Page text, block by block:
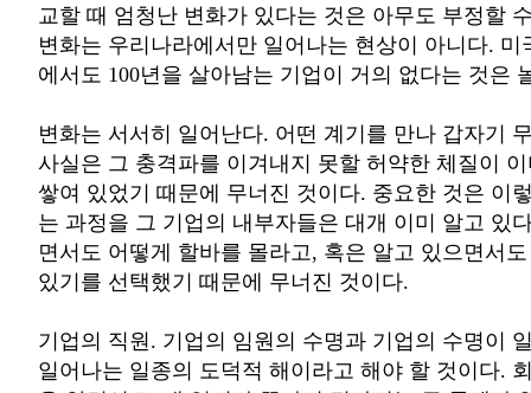
교할 때 엄청난 변화가 있다는 것은 아무도 부정할
변화는 우리나라에서만 일어나는 현상이 아니다.
에서도 100년을 살아남는 기업이 거의 없다는 것은
변화는 서서히 일어난다. 어떤 계기를 만나 갑자기
사실은 그 충격파를 이겨내지 못할 허약한 체질이
쌓여 있었기 때문에 무너진 것이다. 중요한 것은 이
는 과정을 그 기업의 내부자들은 대개 이미 알고 있
면서도 어떻게 할바를 몰라고, 혹은 알고 있으면서
있기를 선택했기 때문에 무너진 것이다.
기업의 직원. 기업의 임원의 수명과 기업의 수명이
일어나는 일종의 도덕적 해이라고 해야 할 것이다.